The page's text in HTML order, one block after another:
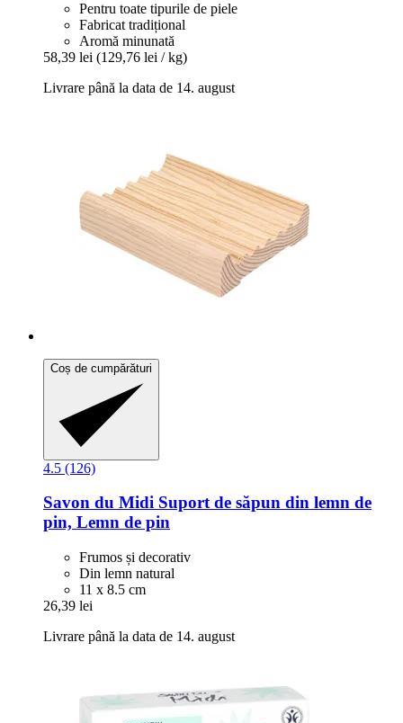
Pentru toate tipurile de piele
Fabricat tradițional
Aromă minunată
58,39 lei (129,76 lei / kg)
Livrare până la data de 14. august
Coș de cumpărături
4.5 (126)
Savon du Midi Suport de săpun din lemn de
pin, Lemn de pin
Frumos și decorativ
Din lemn natural
11 x 8.5 cm
26,39 lei
Livrare până la data de 14. august